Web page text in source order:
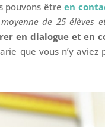
pouvons êtreen
de 25 élèves
en dialogue et en
que vous n’y aviez